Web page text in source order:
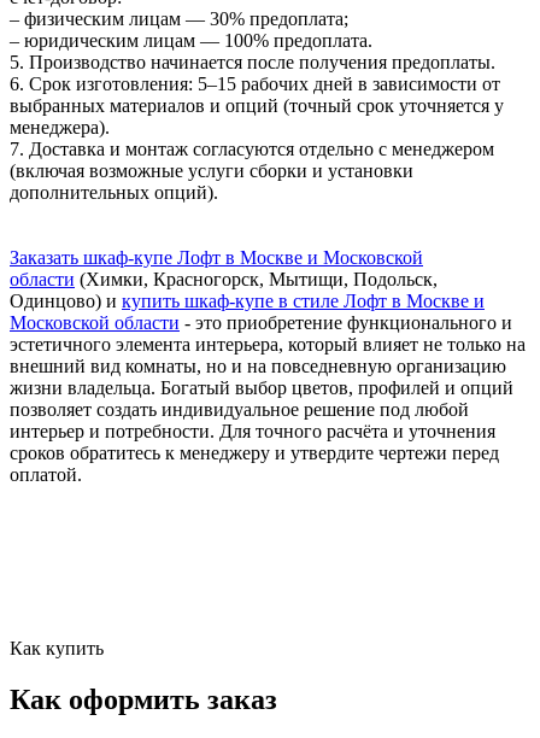
– физическим лицам — 30% предоплата;
– юридическим лицам — 100% предоплата.
5. Производство начинается после получения предоплаты.
6. Срок изготовления: 5–15 рабочих дней в зависимости от
выбранных материалов и опций (точный срок уточняется у
менеджера).
7. Доставка и монтаж согласуются отдельно с менеджером
(включая возможные услуги сборки и установки
дополнительных опций).
Заказать шкаф-купе Лофт в Москве и Московской
области (Химки, Красногорск, Мытищи, Подольск,
Одинцово) и купить шкаф-купе в стиле Лофт в Москве и
Московской области - это приобретение функционального и
эстетичного элемента интерьера, который влияет не только на
внешний вид комнаты, но и на повседневную организацию
жизни владельца. Богатый выбор цветов, профилей и опций
позволяет создать индивидуальное решение под любой
интерьер и потребности. Для точного расчёта и уточнения
сроков обратитесь к менеджеру и утвердите чертежи перед
оплатой.
Как купить
Как оформить заказ